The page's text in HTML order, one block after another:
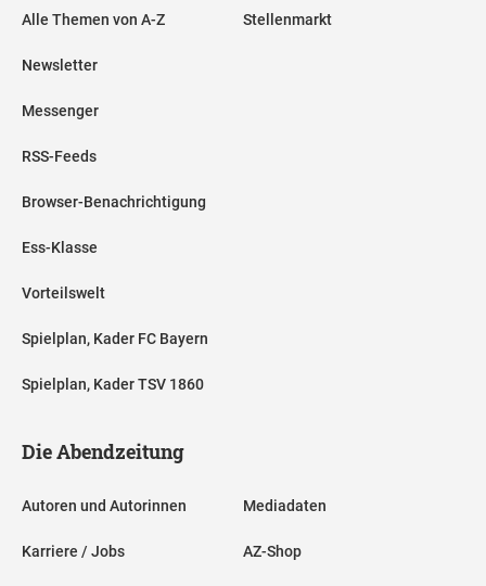
Alle Themen von A-Z
Newsletter
Messenger
RSS-Feeds
Browser-Benachrichtigung
Ess-Klasse
Vorteilswelt
Spielplan, Kader FC Bayern
Spielplan, Kader TSV 1860
Stellenmarkt
Die Abendzeitung
Autoren und Autorinnen
Karriere / Jobs
Mediadaten
AZ-Shop